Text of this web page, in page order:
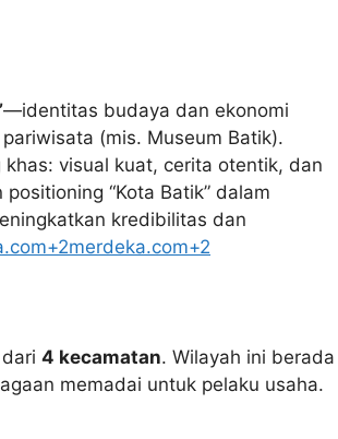
—identitas budaya dan ekonomi
(mis. Museum Batik).
visual kuat, cerita otentik, dan
“Kota Batik” dalam
kredibilitas dan
+2merdeka.com+2
4 kecamatan. Wilayah ini berada
memadai untuk pelaku usaha.